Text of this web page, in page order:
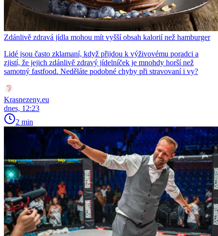
Zdánlivě zdravá jídla mohou mít vyšší obsah kalorií než hamburger
Lidé jsou často zklamaní, když přijdou k výživovému poradci a
zjistí, že jejich zdánlivě zdravý jídelníček je mnohdy horší než
samotný fastfood. Neděláte podobné chyby při stravovaní i vy?
Krasnezeny.eu
dnes, 12:23
2 min